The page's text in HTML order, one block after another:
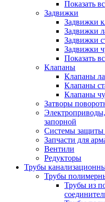
Показать
Задвижки
Задвижки
Задвижки
Задвижки
Задвижки
Показать
Клапаны
Клапаны
Клапаны
Клапаны
Затворы
запорной
Системы защиты
Запчасти для
Вентили
Редукторы
Трубы
Трубы
Трубы из